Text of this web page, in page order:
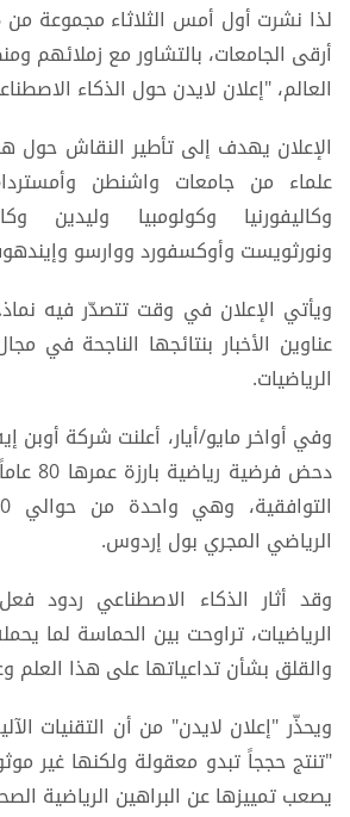
أرقى الجامعات، بالتشاور مع زملائهم
العالم، "إعلان لايدن حول الذكاء
الإعلان يهدف إلى تأطير النقاش حول
علماء من جامعات واشنطن
وكاليفورنيا وكولومبيا وليدين
ونورثويست وأوكسفورد ووارسو
ويأتي الإعلان في وقت تتصدّر فيه
عناوين الأخبار بنتائجها الناجحة في
الرياضيات.
وفي أواخر مايو/أيار، أعلنت شركة أوبن
دحض
الرياضي المجري بول إردوس.
وقد أثار الذكاء الاصطناعي ردود
الرياضيات، تراوحت بين الحماسة لما
والقلق بشأن تداعياتها على هذا العلم
ويحذّر "إعلان لايدن" من أن التقنيات
"تنتج حججاً تبدو معقولة ولكنها غير
يصعب تمييزها عن البراهين الرياضية